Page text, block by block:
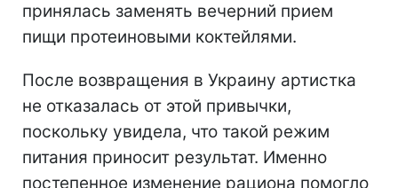
принялась заменять вечерний прием
пищи протеиновыми коктейлями.
После возвращения в Украину артистка
не отказалась от этой привычки,
поскольку увидела, что такой режим
питания приносит результат. Именно
постепенное изменение рациона помогло